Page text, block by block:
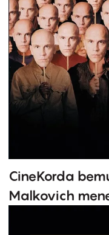
CineKorda
Malkovich